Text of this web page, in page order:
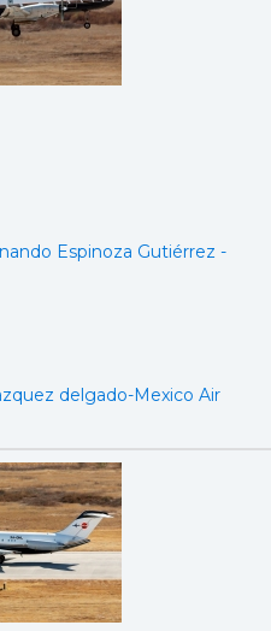
Espinoza Gutiérrez -
delgado-Mexico Air